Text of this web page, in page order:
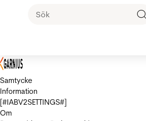
Samtycke
Information
[#IABV2SETTINGS#]
Om